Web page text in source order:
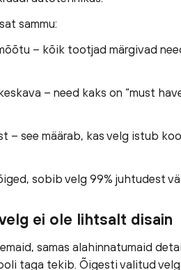
sammu:
– kõik tootjad märgivad
– need kaks on “must
– see määrab, kas velg istub
sobib velg 99% juhtudest
ei ole lihtsalt disain
samas alahinnatumaid
taga tekib. Õigesti valitud